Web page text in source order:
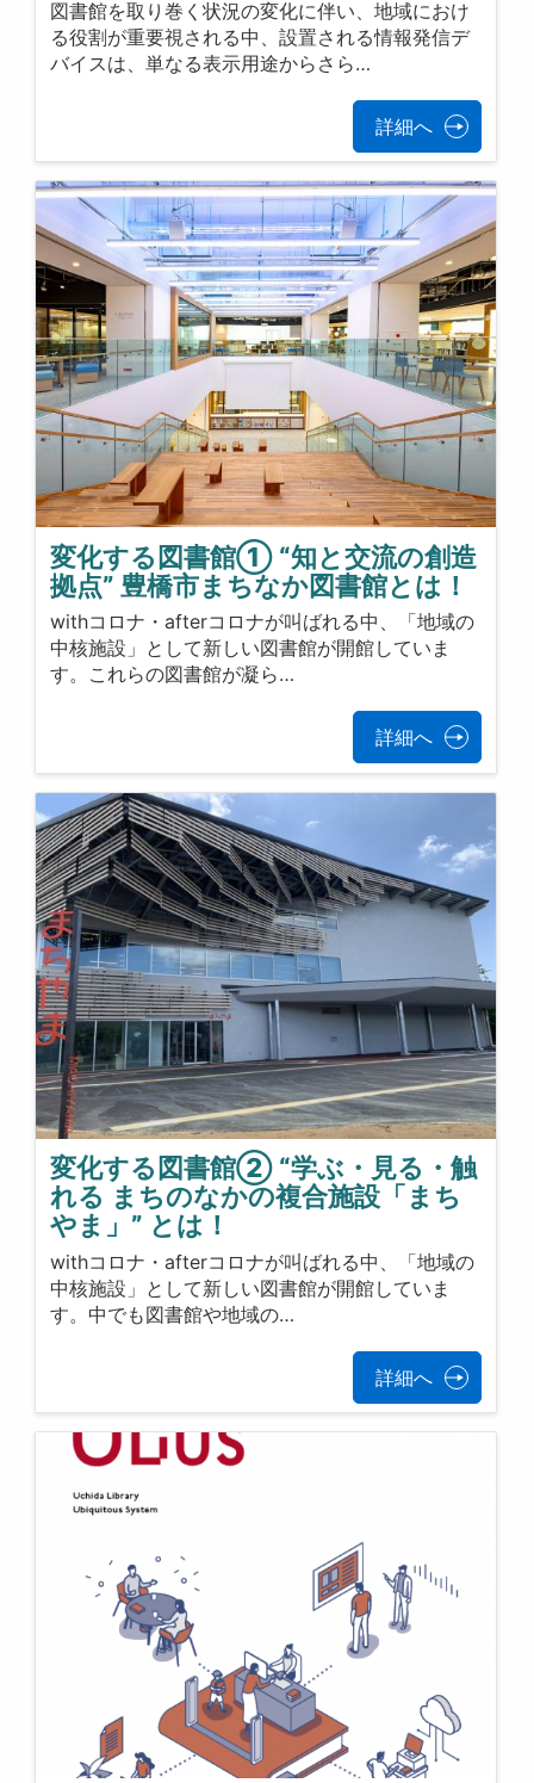
図書館を取り巻く状況の変化に伴い、地域におけ
る役割が重要視される中、設置される情報発信デ
バイスは、単なる表示用途からさら…
詳細へ
変化する図書館① “知と交流の創造
拠点” 豊橋市まちなか図書館とは！
withコロナ・afterコロナが叫ばれる中、「地域の
中核施設」として新しい図書館が開館していま
す。これらの図書館が凝ら…
詳細へ
変化する図書館② “学ぶ・見る・触
れる まちのなかの複合施設「まち
やま」” とは！
withコロナ・afterコロナが叫ばれる中、「地域の
中核施設」として新しい図書館が開館していま
す。中でも図書館や地域の…
詳細へ